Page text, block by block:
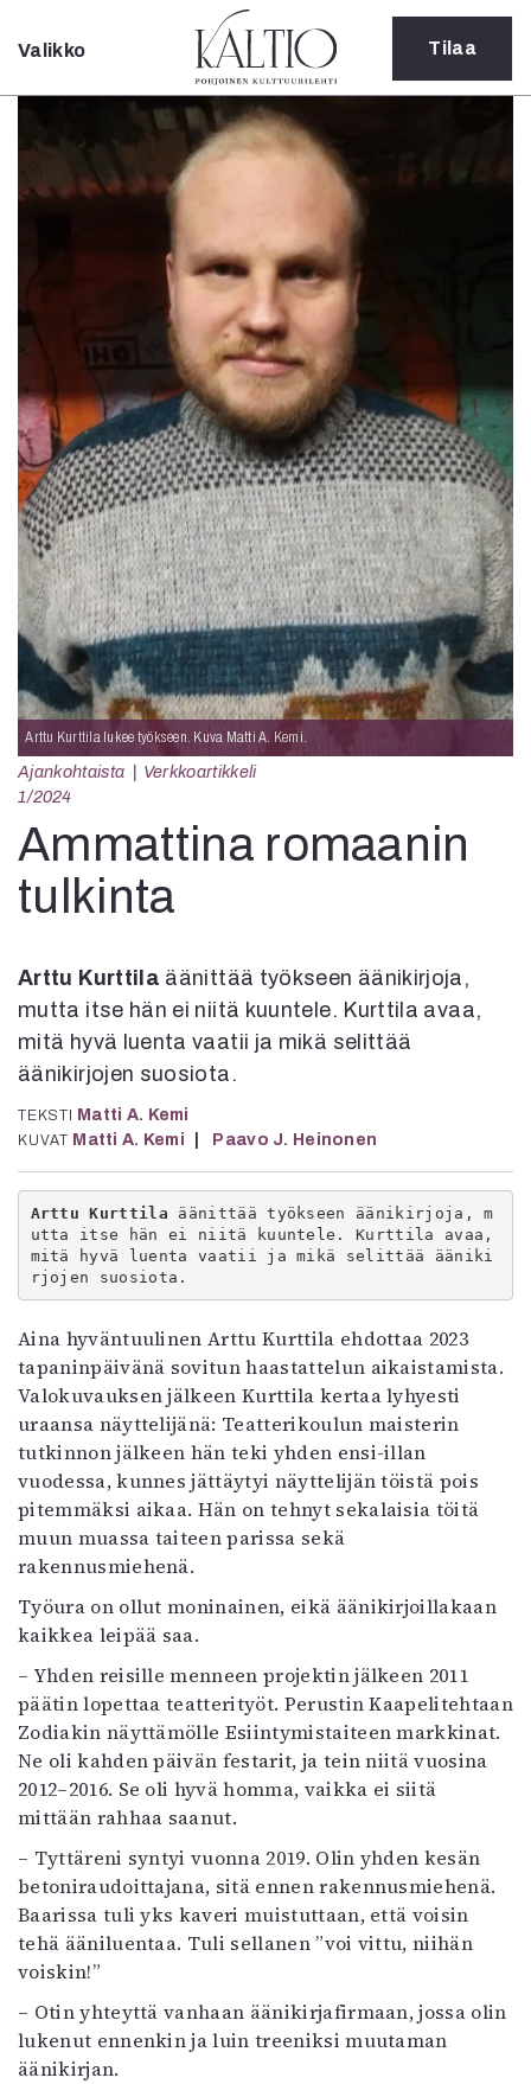
Sulje
Kategoriat
Verkkoartikkeli
Tanssi
Sarjakuva
Sámegillii
Pääkirjoitus
Paperilehdestä
Oulu2026
Näyttelyt
Musiikki
Levyt
Kuvataide
Kirjat
In English
Esitystaide
Arkisto
Lehdet
4/2026
2–3/2026
1/2026
5/2025 saame
Tilaus ja irtonumerot
Yhteistyössä
Toimitus
Mediatiedot
Valikko Tilaa
Arttu Kurttila lukee työkseen. Kuva Matti A. Kemi.
Ajankohtaista
Verkkoartikkeli
1/2024
Ammattina romaanin
tulkinta
Arttu Kurttila äänittää työkseen äänikirjoja,
mutta itse hän ei niitä kuuntele. Kurttila avaa,
mitä hyvä luenta vaatii ja mikä selittää
äänikirjojen suosiota.
TEKSTI Matti A. Kemi
KUVAT Matti A. Kemi Paavo J. Heinonen
Arttu Kurttila äänittää työkseen äänikirjoja, m
utta itse hän ei niitä kuuntele. Kurttila avaa,
mitä hyvä luenta vaatii ja mikä selittää ääniki
rjojen suosiota.
Aina hyväntuulinen Arttu Kurttila ehdottaa 2023
tapaninpäivänä sovitun haastattelun aikaistamista.
Valokuvauksen jälkeen Kurttila kertaa lyhyesti
uraansa näyttelijänä: Teatterikoulun maisterin
tutkinnon jälkeen hän teki yhden ensi-illan
vuodessa, kunnes jättäytyi näyttelijän töistä pois
pitemmäksi aikaa. Hän on tehnyt sekalaisia töitä
muun muassa taiteen parissa sekä
rakennusmiehenä.
Työura on ollut moninainen, eikä äänikirjoillakaan
kaikkea leipää saa.
– Yhden reisille menneen projektin jälkeen 2011
päätin lopettaa teatterityöt. Perustin Kaapelitehtaan
Zodiakin näyttämölle Esiintymistaiteen markkinat.
Ne oli kahden päivän festarit, ja tein niitä vuosina
2012–2016. Se oli hyvä homma, vaikka ei siitä
mittään rahhaa saanut.
– Tyttäreni syntyi vuonna 2019. Olin yhden kesän
betoniraudoittajana, sitä ennen rakennusmiehenä.
Baarissa tuli yks kaveri muistuttaan, että voisin
tehä ääniluentaa. Tuli sellanen ”voi vittu, niihän
voiskin!”
– Otin yhteyttä vanhaan äänikirjafirmaan, jossa olin
lukenut ennenkin ja luin treeniksi muutaman
äänikirjan.